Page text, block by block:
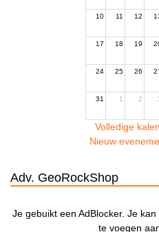
10 11 12
17 18 19
24 25 26
31 1 2
Volledige
Nieuw
Adv. GeoRockShop
Je gebuikt een AdBlocker. Je
te voegen